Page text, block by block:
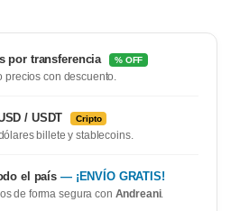
por transferencia % OFF
precios con descuento.
/ USDT Cripto
billete y stablecoins.
el país — ¡ENVÍO GRATIS!
de forma segura con Andreani.